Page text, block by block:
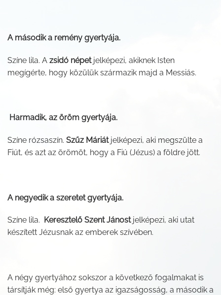
A második a remény gyertyája.
Színe lila. A zsidó népetjelképezi, akiknek Isten
megígérte, hogy közülük származik majd a Messiás.
Harmadik, az öröm gyertyája.
Színe rózsaszín. Szűz Máriátjelképezi, aki megszülte a
Fiút, és azt az örömöt, hogy a Fiú (Jézus) a földre jött.
A negyedik a szeretet gyertyája.
Színe lila. Keresztelő Szent Jánostjelképezi, aki utat
készített Jézusnak az emberek szívében.
A négy gyertyához sokszor a következő fogalmakat is
társítják még: első gyertya az igazságosság, a második a